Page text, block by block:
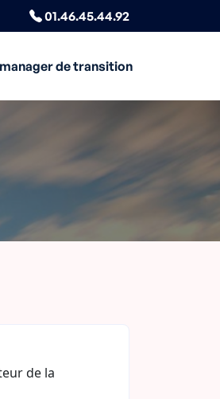
01.46.45.44.92
de transition
de la